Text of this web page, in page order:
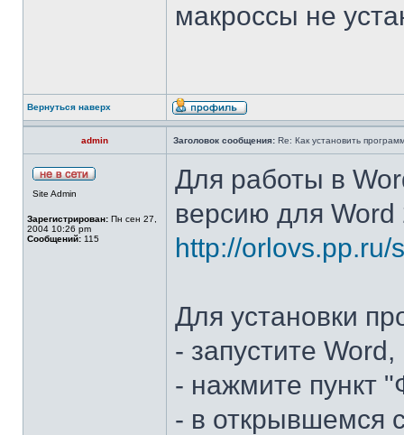
макроссы не
Вернуться наверх
admin Заголовок сообщения: Re: Как установить
Site Admin
Зарегистрирован: Пн сен 27,
2004 10:26 pm
Сообщений: 115
Для работы в
версию для Word
http://orlovs.pp.ru/
Для установки
- запустите Word,
- нажмите пункт
- в открывшемся